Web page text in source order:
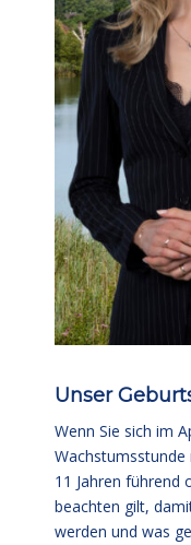
Unser
Wenn Sie sich im
Wachstumsstunde
11 Jahren führend
beachten gilt,
werden und was